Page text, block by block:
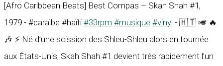
[Afro Caribbean Beats] Best Compas – Skah Shah #1,
1979 - #caraïbe #haïti #33rpm #musique #vinyl - 🇭🇹 🎺 🔥
🎶 ⚡ Né d’une scission des Shleu-Shleu alors en tournée
aux États-Unis, Skah Shah #1 devient très rapidement l’un